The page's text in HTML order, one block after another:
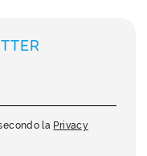
la Privacy